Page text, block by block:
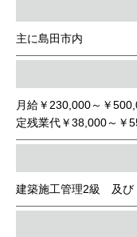
主に島田市内
月給￥230,000～￥
定残業代￥38,000～￥
建築施工管理2級 及